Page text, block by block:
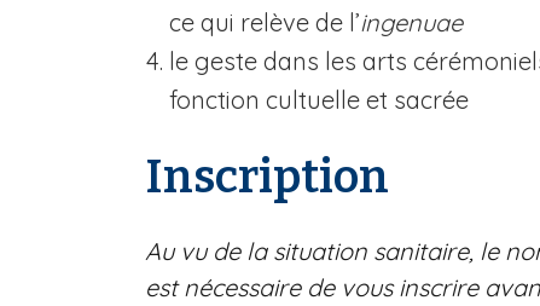
ce qui relève de l’ingenuae
le geste dans les arts
fonction cultuelle et sacrée
Inscription
Au vu de la situation sanitaire, le
est nécessaire de vous inscrire